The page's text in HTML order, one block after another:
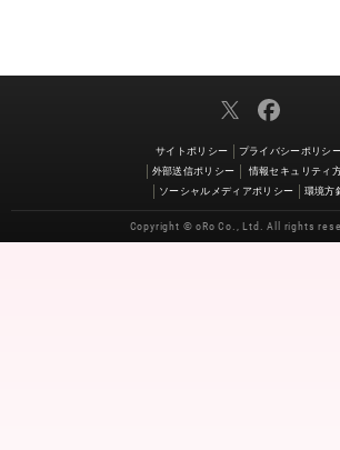
サイトポリシー
プライバシーポリシ
外部送信ポリシー
情報セキュリティ
ソーシャルメディアポリシー
環境方
Copyright © oRo Co., Ltd. All rights